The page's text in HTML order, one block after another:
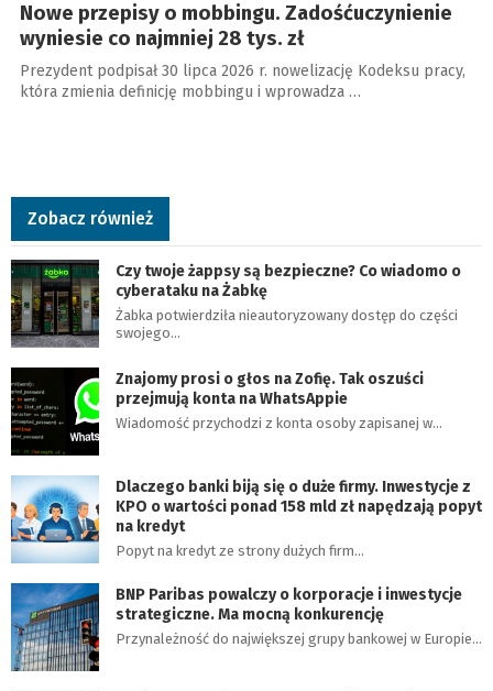
Nowe przepisy o mobbingu. Zadośćuczynienie
wyniesie co najmniej 28 tys. zł
Prezydent podpisał 30 lipca 2026 r. nowelizację Kodeksu pracy,
która zmienia definicję mobbingu i wprowadza …
Zobacz również
Czy twoje żappsy są bezpieczne? Co wiadomo o
cyberataku na Żabkę
Żabka potwierdziła nieautoryzowany dostęp do części
swojego…
Znajomy prosi o głos na Zofię. Tak oszuści
przejmują konta na WhatsAppie
Wiadomość przychodzi z konta osoby zapisanej w…
Dlaczego banki biją się o duże firmy. Inwestycje z
KPO o wartości ponad 158 mld zł napędzają popyt
na kredyt
Popyt na kredyt ze strony dużych firm…
BNP Paribas powalczy o korporacje i inwestycje
strategiczne. Ma mocną konkurencję
Przynależność do największej grupy bankowej w Europie…